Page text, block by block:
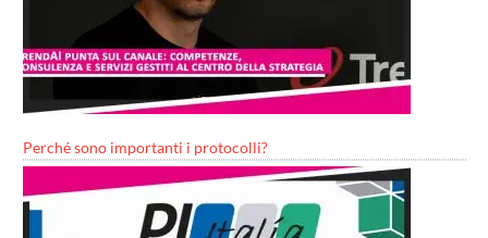
Perché sono importanti i protocolli?